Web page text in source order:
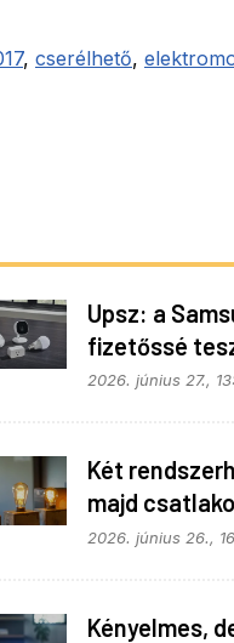
, cserélhető,
Upsz: a
fizetőssé
SmartThings
2026. június 27.,
Két
majd
Hue égők
2026. június 26.,
Kényelmes,